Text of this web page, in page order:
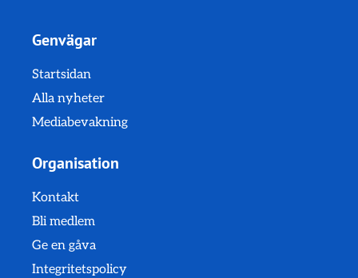
Genvägar
Startsidan
Alla nyheter
Mediabevakning
Organisation
Kontakt
Bli medlem
Ge en gåva
Integritetspolicy